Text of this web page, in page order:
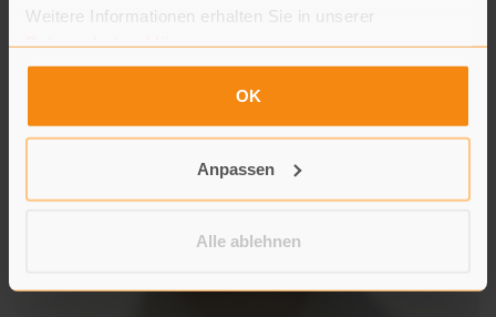
Weitere Informationen erhalten Sie in unserer
Datenschutzerklärung.
OK
Anpassen
Alle ablehnen